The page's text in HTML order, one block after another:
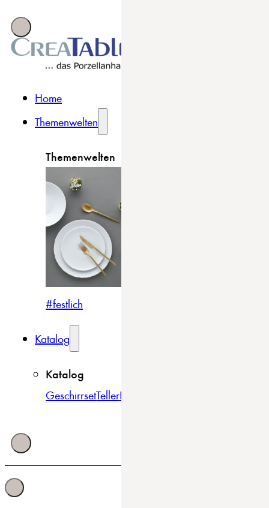
Home
Themenwelten
Themenwelten
#festlich
Katalog
Katalog
GeschirrsetTellerBowls & Schüsseln